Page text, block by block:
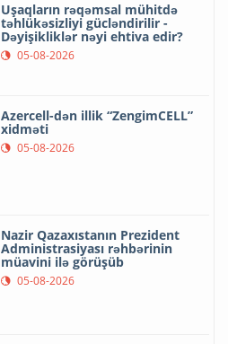
Uşaqların rəqəmsal mühitdə
təhlükəsizliyi gücləndirilir -
Dəyişikliklər nəyi ehtiva edir?
05-08-2026
Azercell-dən illik “ZengimCELL”
xidməti
05-08-2026
Nazir Qazaxıstanın Prezident
Administrasiyası rəhbərinin
müavini ilə görüşüb
05-08-2026